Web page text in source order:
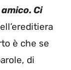
Ci
è che se
di